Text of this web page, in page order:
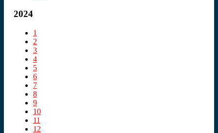
2024
1
2
3
4
5
6
7
8
9
10
11
12